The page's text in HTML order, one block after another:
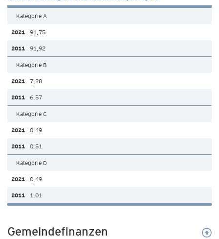
Kategorie A
91,75
91,92
Kategorie B
7,28
6,57
Kategorie C
0,49
0,51
Kategorie D
0,49
1,01
Gemeindefinanzen